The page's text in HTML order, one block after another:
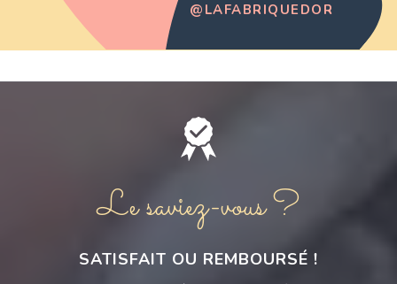
@LAFABRIQUEDOR
Le saviez-vous ?
SATISFAIT OU REMBOURSÉ !